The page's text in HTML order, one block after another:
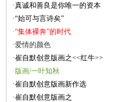
·真诚和善良是你唯一的资本
·“始可与言诗矣”
·“集体裸奔”的时代
·爱情的颜色
·崔自默创意版画之<<红牛>>
·版画/一叶知秋
·崔自默创意版画新作选
·崔自默创意版画之